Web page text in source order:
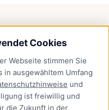
Cookies
Webseite stimmen Sie
in ausgewähltem Umfang
und
ist freiwillig und
die Zukunft in der